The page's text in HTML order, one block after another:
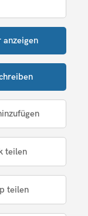
anzeigen
teilen
teilen